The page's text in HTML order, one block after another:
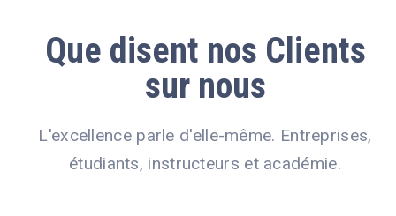
Que disent nos Clients
sur nous
L'excellence parle d'elle-même. Entreprises,
étudiants, instructeurs et académie.